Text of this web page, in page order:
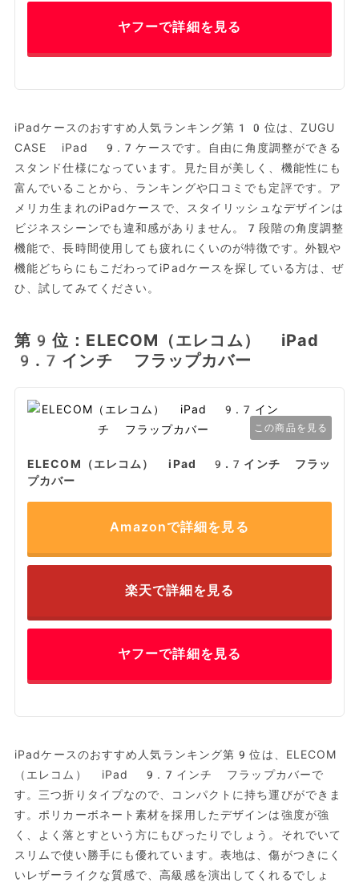
ヤフーで詳細を見る
iPadケースのおすすめ人気ランキング第10位は、ZUGU
CASE iPad 9.7ケースです。自由に角度調整ができる
スタンド仕様になっています。見た目が美しく、機能性にも
富んでいることから、ランキングや口コミでも定評です。ア
メリカ生まれのiPadケースで、スタイリッシュなデザインは
ビジネスシーンでも違和感がありません。7段階の角度調整
機能で、長時間使用しても疲れにくいのが特徴です。外観や
機能どちらにもこだわってiPadケースを探している方は、ぜ
ひ、試してみてください。
第9位：ELECOM（エレコム） iPad
9.7インチ フラップカバー
この商品を見る
ELECOM（エレコム） iPad 9.7インチ フラッ
プカバー
Amazonで詳細を見る
楽天で詳細を見る
ヤフーで詳細を見る
iPadケースのおすすめ人気ランキング第9位は、ELECOM
（エレコム） iPad 9.7インチ フラップカバーで
す。三つ折りタイプなので、コンパクトに持ち運びができま
す。ポリカーボネート素材を採用したデザインは強度が強
く、よく落とすという方にもぴったりでしょう。それでいて
スリムで使い勝手にも優れています。表地は、傷がつきにく
いレザーライクな質感で、高級感を演出してくれるでしょ